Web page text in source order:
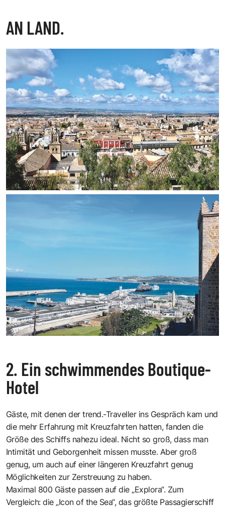
AN LAND.
2. Ein schwimmendes Boutique-
Hotel
Gäste, mit denen der trend.-Traveller ins Gespräch kam und
die mehr Erfahrung mit Kreuzfahrten hatten, fanden die
Größe des Schiffs nahezu ideal. Nicht so groß, dass man
Intimität und Geborgenheit missen musste. Aber groß
genug, um auch auf einer längeren Kreuzfahrt genug
Möglichkeiten zur Zerstreuung zu haben.
Maximal 800 Gäste passen auf die „Explora“. Zum
Vergleich: die „Icon of the Sea“, das größte Passagierschiff